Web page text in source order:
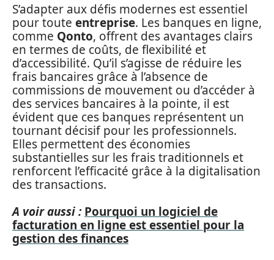
S’adapter aux défis modernes est essentiel
pour toute entreprise. Les banques en ligne,
comme Qonto, offrent des avantages clairs
en termes de coûts, de flexibilité et
d’accessibilité. Qu’il s’agisse de réduire les
frais bancaires grâce à l’absence de
commissions de mouvement ou d’accéder à
des services bancaires à la pointe, il est
évident que ces banques représentent un
tournant décisif pour les professionnels.
Elles permettent des économies
substantielles sur les frais traditionnels et
renforcent l’efficacité grâce à la digitalisation
des transactions.
A voir aussi : Pourquoi un logiciel de
facturation en ligne est essentiel pour la
gestion des finances